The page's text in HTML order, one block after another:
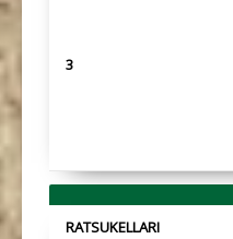
3
RATSUKELLARI